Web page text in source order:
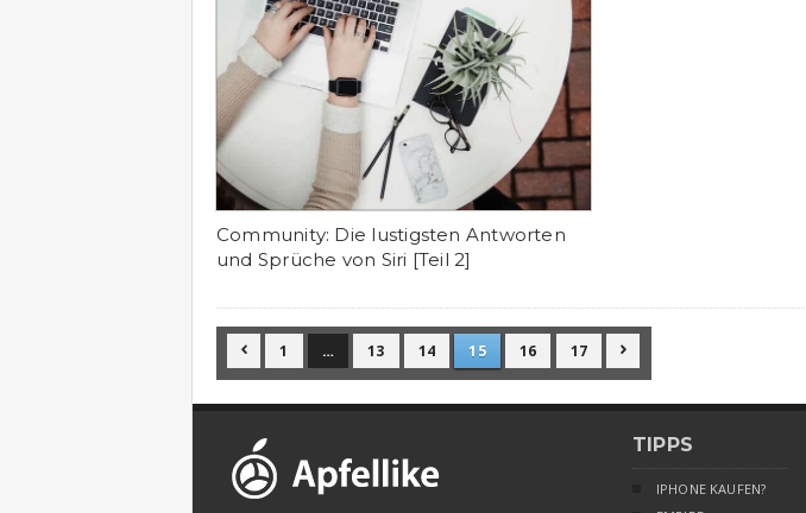
Community: Die lustigsten Antworten
und Sprüche von Siri [Teil 2]
 1 … 13 14 15 16 17 
TIPPS
IPHONE KAUFEN?